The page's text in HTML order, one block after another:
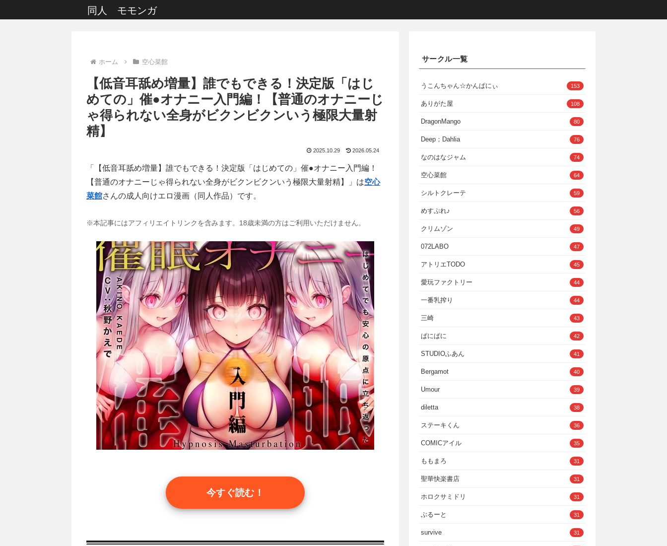
同人 モモンガ
ホーム 空心菜館
【低音耳舐め増量】誰でもできる！決定版「はじ
めての」催●オナニー入門編！【普通のオナニーじ
ゃ得られない全身がビクンビクンいう極限大量射
精】
2025.10.29 2026.05.24
「【低音耳舐め増量】誰でもできる！決定版「はじめての」催●オナニー入門編！
【普通のオナニーじゃ得られない全身がビクンビクンいう極限大量射精】」は空心
菜館さんの成人向けエロ漫画（同人作品）です。
※本記事にはアフィリエイトリンクを含みます。18歳未満の方はご利用いただけません。
今すぐ読む！
サークル一覧
うこんちゃん☆かんぱにぃ 153
ありがた屋 108
DragonMango 80
Deep；Dahlia 76
なのはなジャム 74
空心菜館 64
シルトクレーテ 59
めすぷれ♪ 56
クリムゾン 49
072LABO 47
アトリエTODO 45
愛玩ファクトリー 44
一番乳搾り 44
三崎 43
ぱにぱに 42
STUDIOふあん 41
Bergamot 40
Umour 39
diletta 38
ステーキくん 36
COMICアイル 35
ももまろ 31
聖華快楽書店 31
ホロクサミドリ 31
ぶるーと 31
survive 31